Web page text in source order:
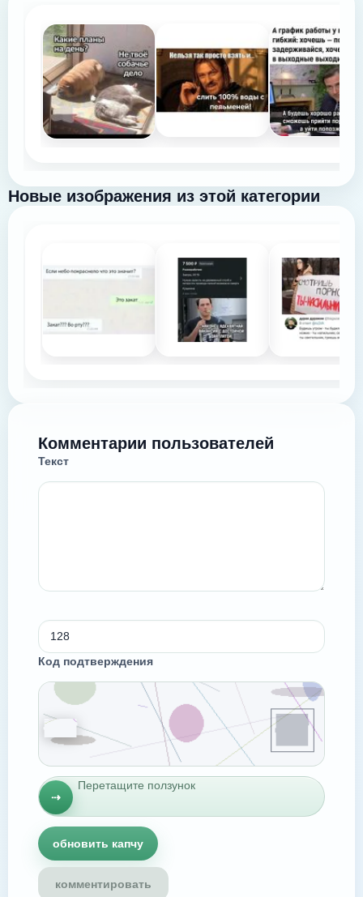
Новые изображения из этой категории
Комментарии пользователей
Текст
Код подтверждения
⇢
Перетащите ползунок
обновить капчу